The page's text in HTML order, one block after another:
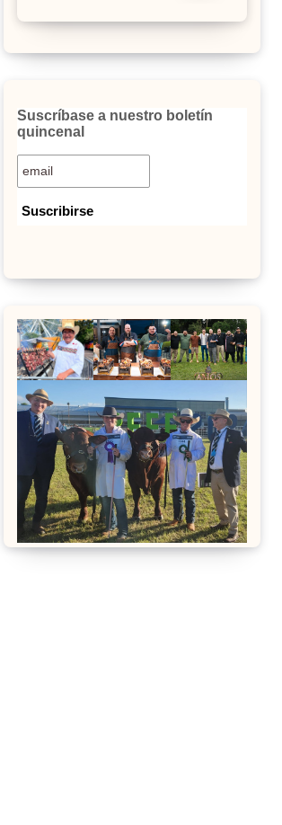
Suscríbase a nuestro boletín
quincenal